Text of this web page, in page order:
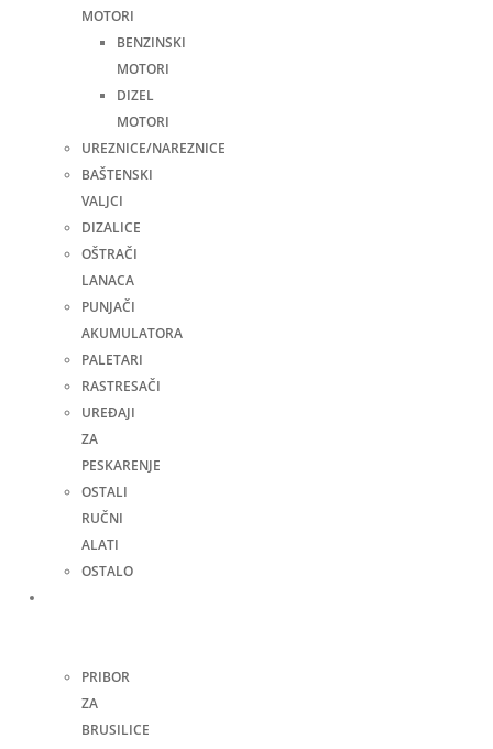
MOTORI
BENZINSKI
MOTORI
DIZEL
MOTORI
UREZNICE/NAREZNICE
BAŠTENSKI
VALJCI
DIZALICE
OŠTRAČI
LANACA
PUNJAČI
AKUMULATORA
PALETARI
RASTRESAČI
UREĐAJI
ZA
PESKARENJE
OSTALI
RUČNI
ALATI
OSTALO
PRIBOR
ZA
BRUSILICE